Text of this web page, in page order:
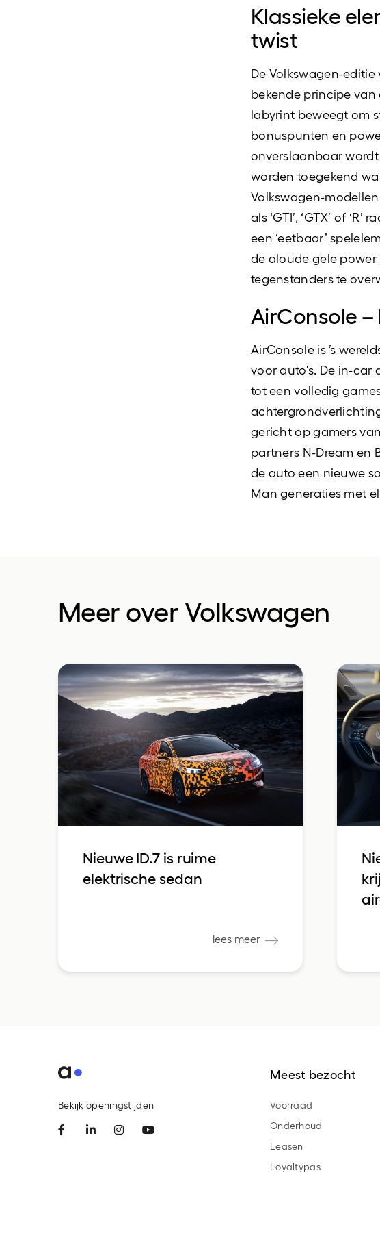
Klassieke
twist
De Volkswagen-
bekende principe
labyrint beweegt om
bonuspunten en
onverslaanbaar
worden toegekend
Volkswagen-modellen
als ‘GTI’, ‘GTX’ of
een ‘eetbaar’
de aloude gele
tegenstanders te
AirConsole
AirConsole is ’s
voor auto's. De in-car
tot een volledig
gericht op gamers
partners N-Dream en
de auto een nieuwe
Man generaties met
Meer over Volkswagen
Nieuwe ID.7 is ruime
elektrische sedan
lees meer
Bekijk openingstijden
Meest bezocht
Voorraad
Onderhoud
Leasen
Loyaltypas